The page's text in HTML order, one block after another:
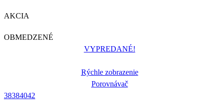
AKCIA
OBMEDZENÉ
VYPREDANÉ!
Rýchle zobrazenie
Porovnávač
38384042